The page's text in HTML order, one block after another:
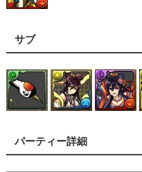
サブ
パーティー詳細